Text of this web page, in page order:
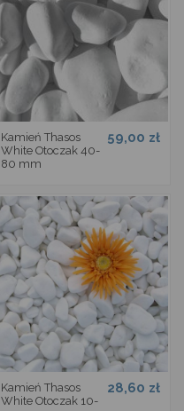
Kamień Thasos
White Otoczak 40-
80 mm
59,00 zł
Kamień Thasos
White Otoczak 10-
28,60 zł